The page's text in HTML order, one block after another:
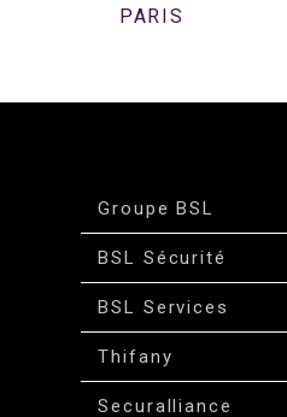
PARIS
Groupe BSL
BSL Sécurité
BSL Services
Thifany
Securalliance